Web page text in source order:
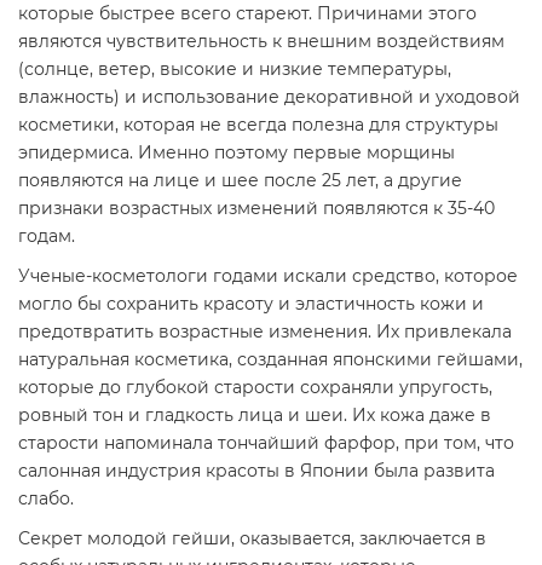
которые быстрее всего стареют. Причинами этого
являются чувствительность к внешним воздействиям
(солнце, ветер, высокие и низкие температуры,
влажность) и использование декоративной и уходовой
косметики, которая не всегда полезна для структуры
эпидермиса. Именно поэтому первые морщины
появляются на лице и шее после 25 лет, а другие
признаки возрастных изменений появляются к 35-40
годам.
Ученые-косметологи годами искали средство, которое
могло бы сохранить красоту и эластичность кожи и
предотвратить возрастные изменения. Их привлекала
натуральная косметика, созданная японскими гейшами,
которые до глубокой старости сохраняли упругость,
ровный тон и гладкость лица и шеи. Их кожа даже в
старости напоминала тончайший фарфор, при том, что
салонная индустрия красоты в Японии была развита
слабо.
Секрет молодой гейши, оказывается, заключается в